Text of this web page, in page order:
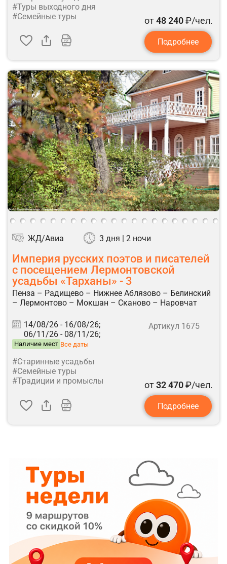
#Туры выходного дня
#Семейные туры
от48 240₽/чел.
Подробнее
ЖД/Авиа 3 дня | 2 ночи
Империя русских поэтов и писателей
с посещением Лермонтовской
усадьбы «Тарханы» - 3
Пенза – Радищево – Нижнее Аблязово – Белинский
– Лермонтово – Мокшан – Сканово – Наровчат
14/08/26 - 16/08/26;
06/11/26 - 08/11/26;
Наличие мест Все даты
Артикул 1675
#Старинные усадьбы
#Семейные туры
#Традиции и промыслы
от32 470₽/чел.
Подробнее